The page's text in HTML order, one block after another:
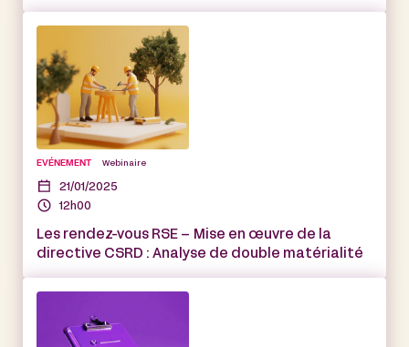
EVÉNEMENT Webinaire
21/01/2025
12h00
Les rendez-vous RSE – Mise en œuvre de la
directive CSRD : Analyse de double matérialité